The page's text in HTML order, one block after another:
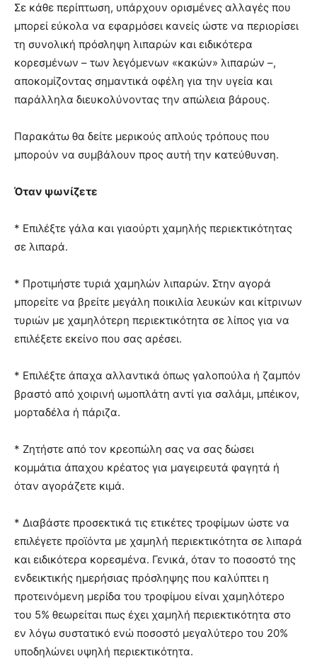
Σε κάθε περίπτωση, υπάρχουν ορισμένες αλλαγές που
μπορεί εύκολα να εφαρμόσει κανείς ώστε να περιορίσει
τη συνολική πρόσληψη λιπαρών και ειδικότερα
κορεσμένων – των λεγόμενων «κακών» λιπαρών –,
αποκομίζοντας σημαντικά οφέλη για την υγεία και
παράλληλα διευκολύνοντας την απώλεια βάρους.
Παρακάτω θα δείτε μερικούς απλούς τρόπους που
μπορούν να συμβάλουν προς αυτή την κατεύθυνση.
Όταν ψωνίζετε
* Επιλέξτε γάλα και γιαούρτι χαμηλής περιεκτικότητας
σε λιπαρά.
* Προτιμήστε τυριά χαμηλών λιπαρών. Στην αγορά
μπορείτε να βρείτε μεγάλη ποικιλία λευκών και κίτρινων
τυριών με χαμηλότερη περιεκτικότητα σε λίπος για να
επιλέξετε εκείνο που σας αρέσει.
* Επιλέξτε άπαχα αλλαντικά όπως γαλοπούλα ή ζαμπόν
βραστό από χοιρινή ωμοπλάτη αντί για σαλάμι, μπέικον,
μορταδέλα ή πάριζα.
* Ζητήστε από τον κρεοπώλη σας να σας δώσει
κομμάτια άπαχου κρέατος για μαγειρευτά φαγητά ή
όταν αγοράζετε κιμά.
* Διαβάστε προσεκτικά τις ετικέτες τροφίμων ώστε να
επιλέγετε προϊόντα με χαμηλή περιεκτικότητα σε λιπαρά
και ειδικότερα κορεσμένα. Γενικά, όταν το ποσοστό της
ενδεικτικής ημερήσιας πρόσληψης που καλύπτει η
προτεινόμενη μερίδα του τροφίμου είναι χαμηλότερο
του 5% θεωρείται πως έχει χαμηλή περιεκτικότητα στο
εν λόγω συστατικό ενώ ποσοστό μεγαλύτερο του 20%
υποδηλώνει υψηλή περιεκτικότητα.